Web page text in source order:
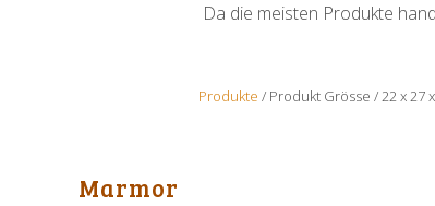
Da die meisten Produkte
Produkte / Produkt Grösse / 22 x 27
Marmor